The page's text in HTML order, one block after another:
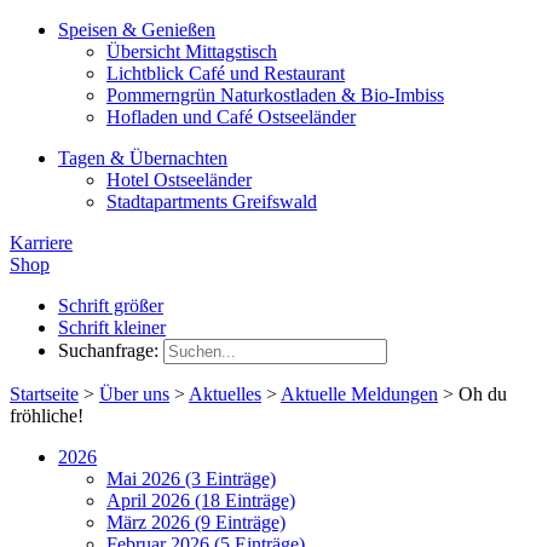
Speisen & Genießen
Übersicht Mittagstisch
Lichtblick Café und Restaurant
Pommerngrün Naturkostladen & Bio-Imbiss
Hofladen und Café Ostseeländer
Tagen & Übernachten
Hotel Ostseeländer
Stadtapartments Greifswald
Karriere
Shop
Schrift größer
Schrift kleiner
Suchanfrage:
Startseite > Über uns > Aktuelles > Aktuelle Meldungen > Oh du
fröhliche!
2026
Mai 2026 (3 Einträge)
April 2026 (18 Einträge)
März 2026 (9 Einträge)